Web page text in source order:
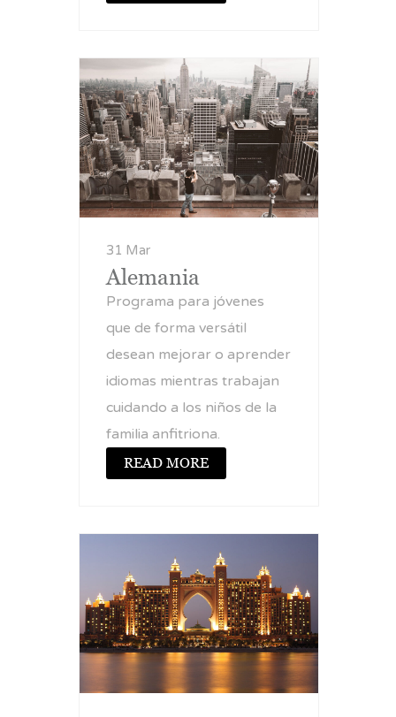
31 Mar
Alemania
Programa para jóvenes
que de forma versátil
desean mejorar o aprender
idiomas mientras trabajan
cuidando a los niños de la
familia anfitriona.
READ MORE